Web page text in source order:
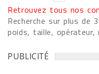
Retrouvez tous nos
Recherche sur plus de
poids, taille, opérateur,
PUBLICITÉ